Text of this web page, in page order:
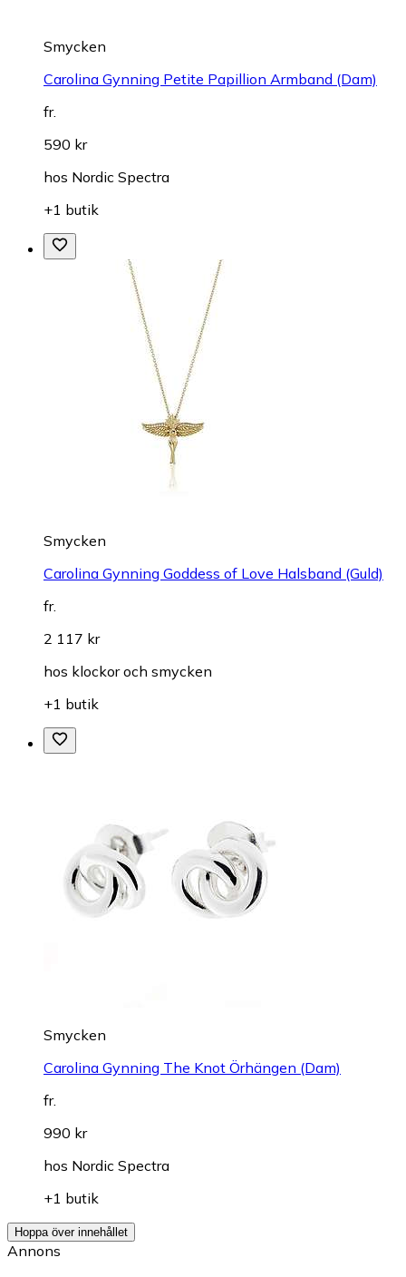
Smycken
Carolina Gynning Petite Papillion Armband (Dam)
fr.
590 kr
hos Nordic Spectra
+1 butik
Smycken
Carolina Gynning Goddess of Love Halsband (Guld)
fr.
2 117 kr
hos klockor och smycken
+1 butik
Smycken
Carolina Gynning The Knot Örhängen (Dam)
fr.
990 kr
hos Nordic Spectra
+1 butik
Hoppa över innehållet
Annons